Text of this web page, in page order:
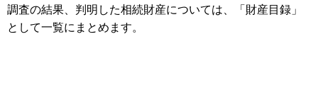
調査の結果、判明した相続財産については、「財産目録」
として一覧にまとめます。